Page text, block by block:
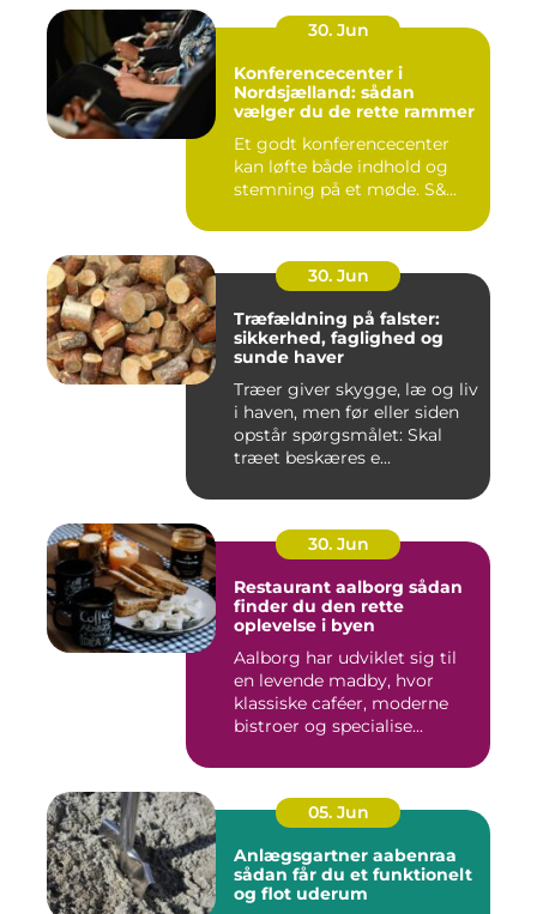
30. Jun
Konferencecenter i
Nordsjælland: sådan
vælger du de rette rammer
Et godt konferencecenter
kan løfte både indhold og
stemning på et møde. S&...
30. Jun
Træfældning på falster:
sikkerhed, faglighed og
sunde haver
Træer giver skygge, læ og liv
i haven, men før eller siden
opstår spørgsmålet: Skal
træet beskæres e...
30. Jun
Restaurant aalborg sådan
finder du den rette
oplevelse i byen
Aalborg har udviklet sig til
en levende madby, hvor
klassiske caféer, moderne
bistroer og specialise...
05. Jun
Anlægsgartner aabenraa
sådan får du et funktionelt
og flot uderum